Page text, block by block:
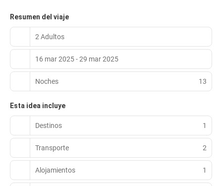
Resumen del viaje
2 Adultos
16 mar 2025 - 29 mar 2025
Noches 13
Esta idea incluye
Destinos 1
Transporte 2
Alojamientos 1